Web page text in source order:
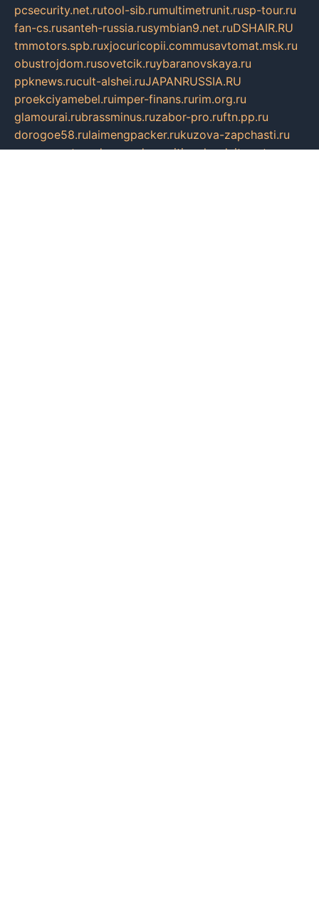
pcsecurity.net.rutool-sib.rumultimetrunit.rusp-tour.ru
fan-cs.rusanteh-russia.rusymbian9.net.ruDSHAIR.RU
tmmotors.spb.ruxjocuricopii.commusavtomat.msk.ru
obustrojdom.rusovetcik.ruybaranovskaya.ru
ppknews.rucult-alshei.ruJAPANRUSSIA.RU
proekciyamebel.ruimper-finans.rurim.org.ru
glamourai.rubrassminus.ruzabor-pro.ruftn.pp.ru
dorogoe58.rulaimengpacker.rukuzova-zapchasti.ru
sageerp.rutaxodrom.rudsrazvitie.ruhardcity.net.ru